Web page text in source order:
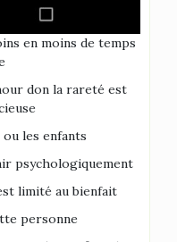
en moins de temps
don la rareté est
les enfants
psychologiquement
limité au bienfait
personne